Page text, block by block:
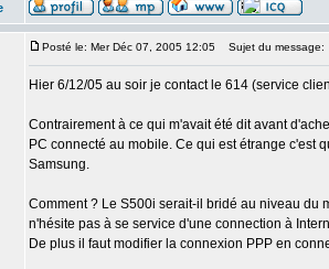
Posté le: Mer Déc 07, 2005 12:05 Sujet du message:
Hier 6/12/05 au soir je contact le 614 (service
Contrairement à ce qui m'avait été dit avant
PC connecté au mobile. Ce qui est étrange c'est
Samsung.
Comment ? Le S500i serait-il bridé au niveau du
n'hésite pas à se service d'une connection à
De plus il faut modifier la connexion PPP en